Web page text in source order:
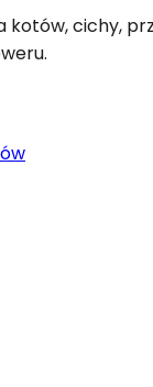
kotów, cichy,